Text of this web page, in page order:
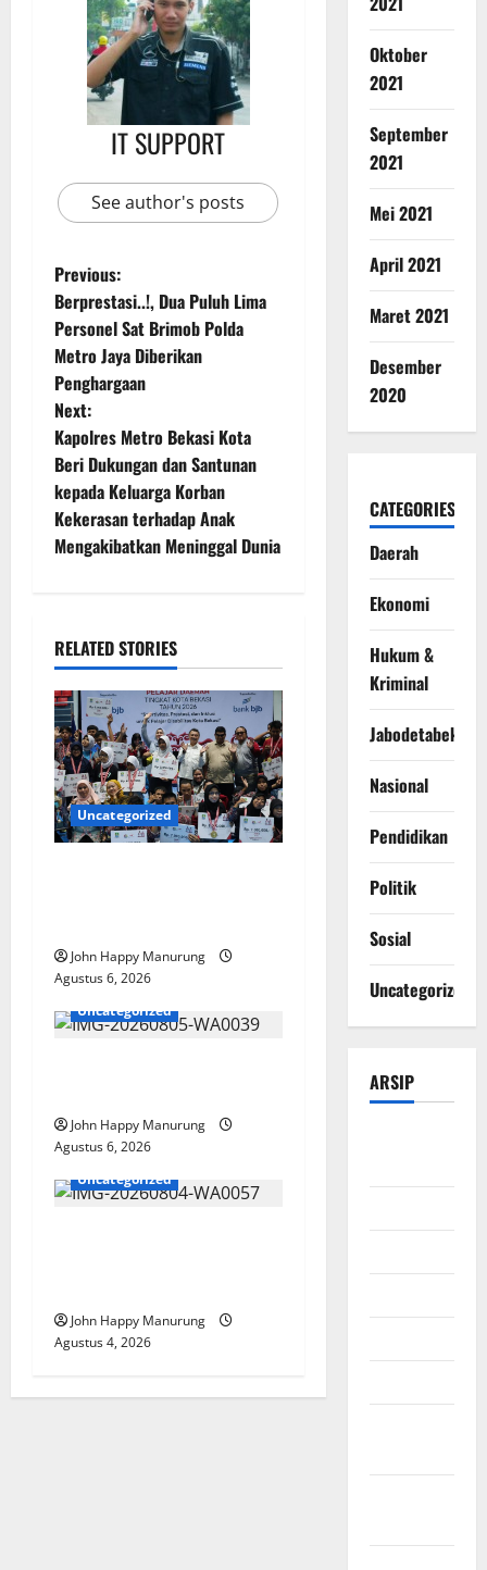
IT SUPPORT
See author's posts
Previous:
Berprestasi..!, Dua Puluh Lima
Personel Sat Brimob Polda
Metro Jaya Diberikan
Penghargaan
Next:
Kapolres Metro Bekasi Kota
Beri Dukungan dan Santunan
kepada Keluarga Korban
Kekerasan terhadap Anak
Mengakibatkan Meninggal Dunia
RELATED STORIES
Uncategorized
John Happy Manurung
Agustus 6, 2026
Uncategorized
John Happy Manurung
Agustus 6, 2026
Uncategorized
John Happy Manurung
Agustus 4, 2026
Oktober
2021
September
2021
Mei 2021
April 2021
Maret 2021
Desember
2020
CATEGORIES
Daerah
Ekonomi
Hukum &
Kriminal
Jabodetabek
Nasional
Pendidikan
Politik
Sosial
Uncategorized
ARSIP